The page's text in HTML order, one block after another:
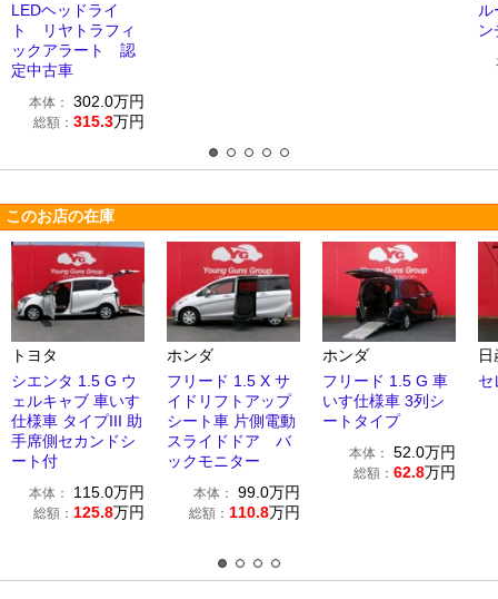
LEDヘッドライ
ト リヤトラフィ
ックアラート 認
定中古車
本体： 302.0万円
総額： 315.3万円
このお店の在庫
トヨタ
シエンタ 1.5 G ウ
ェルキャブ 車いす
仕様車 タイプIII 助
手席側セカンドシ
ート付
本体： 115.0万円
総額： 125.8万円
ホンダ
フリード 1.5 X サ
イドリフトアップ
シート車 片側電動
スライドドア バ
ックモニター
本体： 99.0万円
総額： 110.8万円
ホンダ
フリード 1.5 G 車
いす仕様車 3列シ
ートタイプ
本体： 52.0万円
総額： 62.8万円
日
セ